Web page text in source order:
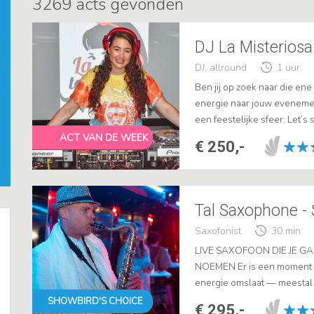
ACT VAN DE WEEK
DJ La
DJ, allround
1 uur
Ben jij op zoek naar die
energie naar jouw
een feestelijke sfeer: Let’s
€ 250,-
SHOWBIRD'S CHOICE
Tal Saxophone -
Saxofonist
30 min
LIVE SAXOFOON DIE JE
NOEMEN Er is een
energie omslaat — meestal
overneemt. Ik ben Tal, en
€ 295,-